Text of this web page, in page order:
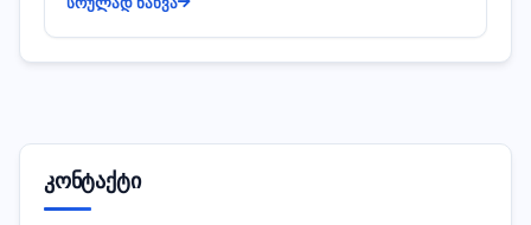
კონტაქტი